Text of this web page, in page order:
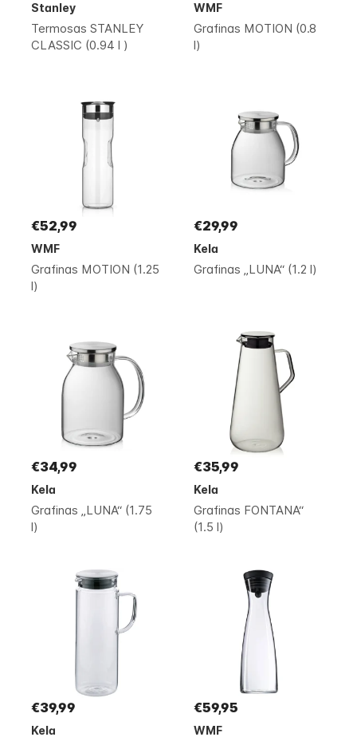
Stanley
Termosas STANLEY
CLASSIC (0.94 l )
WMF
Grafinas MOTION (0.8
l)
€52,99
WMF
Grafinas MOTION (1.25
l)
€29,99
Kela
Grafinas „LUNA“ (1.2 l)
€34,99
Kela
Grafinas „LUNA“ (1.75
l)
€35,99
Kela
Grafinas FONTANA“
(1.5 l)
€39,99
Kela
€59,95
WMF